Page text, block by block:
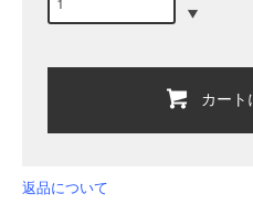
カート
返品について